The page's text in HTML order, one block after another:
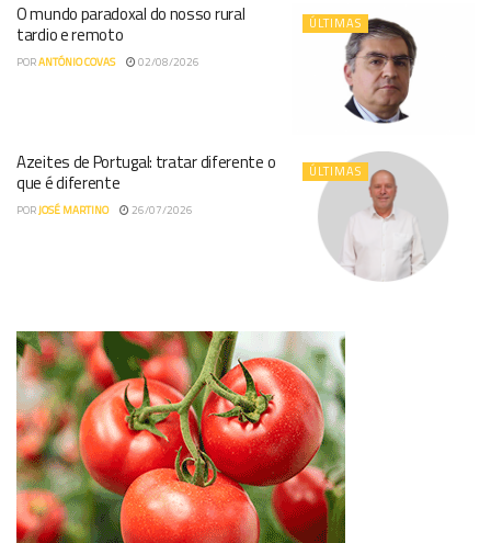
ÚLTIMAS
O mundo paradoxal do nosso rural
tardio e remoto
PORANTÓNIO COVAS 02/08/2026
ÚLTIMAS
Azeites de Portugal: tratar diferente o
que é diferente
PORJOSÉ MARTINO 26/07/2026